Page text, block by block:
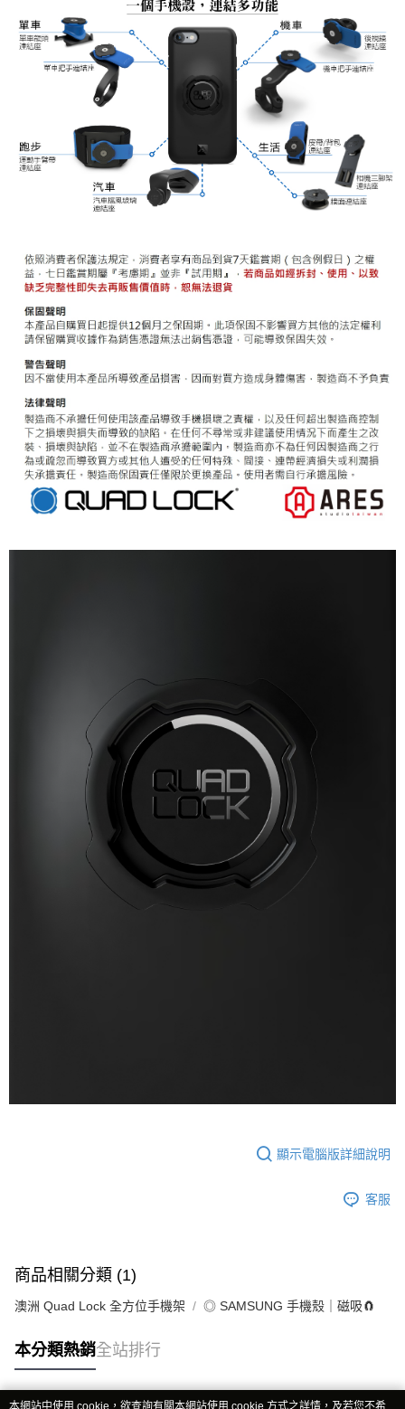
顯示電腦版詳細說明
客服
商品相關分類 (1)
澳洲 Quad Lock 全方位手機架 ◎ SAMSUNG 手機殼｜磁吸🧲
本分類熱銷全站排行
本網站中使用 cookie，欲查詢有關本網站使用 cookie 方式之詳情，及若您不希